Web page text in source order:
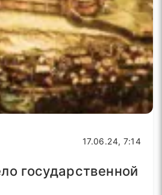
17.06.24, 7:14
государственной